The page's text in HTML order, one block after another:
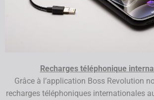
Recharges téléphonique
Grâce à l’application Boss Revolution
recharges téléphoniques internationales